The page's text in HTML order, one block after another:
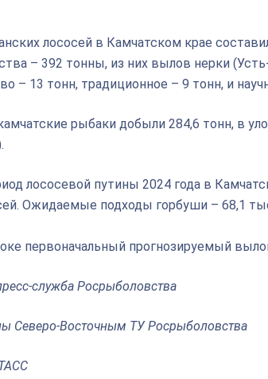
лососей в Камчатском крае
– 392 тонны, из них вылов нерки
– 13 тонн, традиционное – 9 тонн, и
рыбаки добыли 284,6 тонн, в
лососевой путины 2024 года в
Ожидаемые подходы горбуши – 68,1
первоначальный прогнозируемый
служба Росрыболовства
Северо-Восточным ТУ Росрыболовства